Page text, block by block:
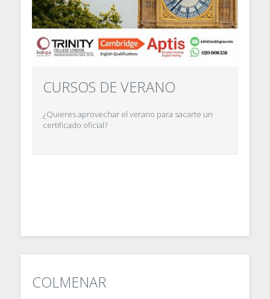
CURSOS DE VERANO
¿Quieres aprovechar el verano para sacarte un
certificado oficial?
COLMENAR